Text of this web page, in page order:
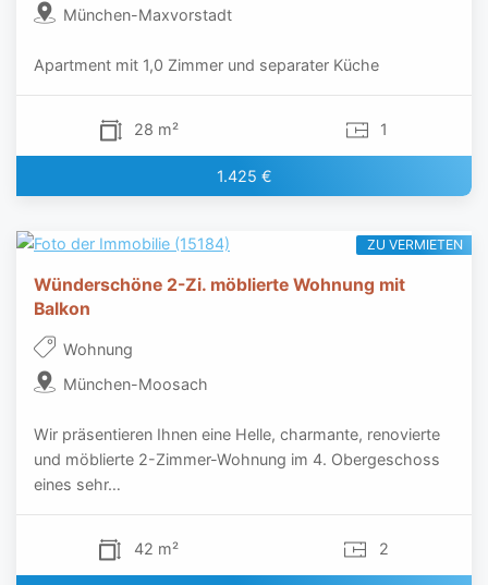
München-Maxvorstadt
Apartment mit 1,0 Zimmer und separater Küche
28 m² 1
1.425 €
Wünderschöne 2-Zi. möblierte Wohnung mit
Balkon
Wohnung
München-Moosach
Wir präsentieren Ihnen eine Helle, charmante, renovierte
und möblierte 2-Zimmer-Wohnung im 4. Obergeschoss
eines sehr…
42 m² 2
ZU VERMIETEN